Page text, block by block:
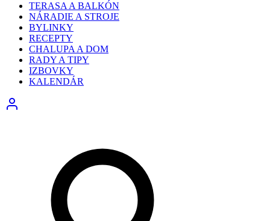
TERASA A BALKÓN
NÁRADIE A STROJE
BYLINKY
RECEPTY
CHALUPA A DOM
RADY A TIPY
IZBOVKY
KALENDÁR